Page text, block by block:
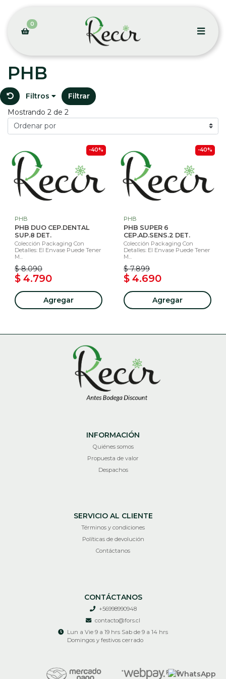
0
PHB
Filtros
Filtrar
Mostrando 2 de 2
-40%
PHB
PHB DUO CEP.DENTAL
SUP.8 DET.
Colección Packaging Con
Detalles: El Envase Puede Tener
M...
$ 8.090
$ 4.790
Agregar
-40%
PHB
PHB SUPER 6
CEP.AD.SENS.2 DET.
Colección Packaging Con
Detalles: El Envase Puede Tener
M...
$ 7.899
$ 4.690
Agregar
INFORMACIÓN
Quiénes somos
Propuesta de valor
Despachos
SERVICIO AL CLIENTE
Términos y condiciones
Políticas de devolución
Contáctanos
CONTÁCTANOS
+56998990948
contacto@fors.cl
Lun a Vie 9 a 19 hrs Sab de 9 a 14 hrs
Domingos y festivos cerrado